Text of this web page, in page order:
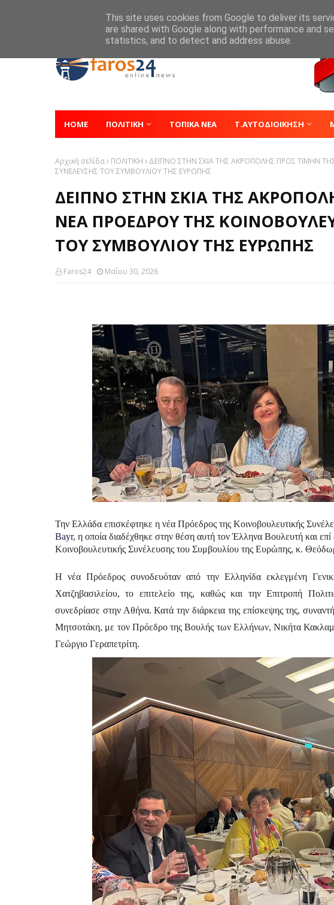
HOME ΠΟΛΙΤΙΚΗ ΤΟΠΙΚΑ ΝΕΑ Τ.ΑΥΤΟΔΙΟΙΚΗΣΗ
Αρχική σελίδα ΠΟΛΙΤΙΚΗ
ΔΕΙΠΝΟ ΣΤΗΝ ΣΚΙΑ ΤΗΣ ΑΚΡΟΠΟΛΗΣ ΠΡΟΣ ΤΙΜΗΝ
ΣΥΝΕΛΕΥΣΗΣ ΤΟΥ ΣΥΜΒΟΥΛΙΟΥ ΤΗΣ ΕΥΡΩΠΗΣ
ΔΕΙΠΝΟ ΣΤΗΝ ΣΚΙΑ ΤΗΣ
ΝΕΑ ΠΡΟΕΔΡΟΥ ΤΗΣ
ΤΟΥ ΣΥΜΒΟΥΛΙΟΥ ΤΗΣ ΕΥΡΩΠΗΣ
Faros24 Μαΐου 30, 2026
Την Ελλάδα επισκέφτηκε η νέα Πρόεδρος της Κοινοβουλευτικής
Bayr, η οποία διαδέχθηκε στην θέση αυτή τον Έλληνα Βουλευτή και
Κοινοβουλευτικής Συνέλευσης του Συμβουλίου της Ευρώπης, κ.
Η νέα Πρόεδρος συνοδευόταν από την Ελληνίδα εκλεγμένη
Χατζηβασιλείου, το επιτελείο της, καθώς και την Επιτροπή
συνεδρίασε στην Αθήνα. Κατά την διάρκεια της επίσκεψης της,
Μητσοτάκη, με τον Πρόεδρο της Βουλής των Ελλήνων, Νικήτα
Γεώργιο Γεραπετρίτη.
This site uses cookies from Google to deliver its
are shared with Google along with performance and
statistics, and to detect and address abuse.